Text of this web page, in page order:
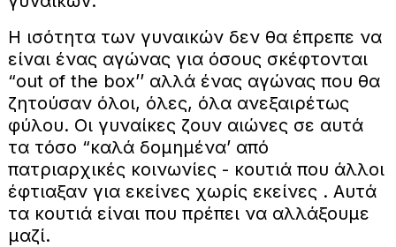
Η ισότητα των γυναικών δεν θα έπρεπε να
είναι ένας αγώνας για όσους σκέφτονται
“out of the box’’ αλλά ένας αγώνας που θα
ζητούσαν όλοι, όλες, όλα ανεξαιρέτως
φύλου. Οι γυναίκες ζουν αιώνες σε αυτά
τα τόσο “καλά δομημένα’ από
πατριαρχικές κοινωνίες - κουτιά που άλλοι
έφτιαξαν για εκείνες χωρίς εκείνες . Αυτά
τα κουτιά είναι που πρέπει να αλλάξουμε
μαζί.